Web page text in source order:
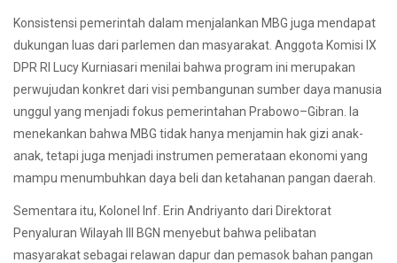
Konsistensi pemerintah dalam menjalankan MBG juga mendapat
dukungan luas dari parlemen dan masyarakat. Anggota Komisi IX
DPR RI Lucy Kurniasari menilai bahwa program ini merupakan
perwujudan konkret dari visi pembangunan sumber daya manusia
unggul yang menjadi fokus pemerintahan Prabowo–Gibran. Ia
menekankan bahwa MBG tidak hanya menjamin hak gizi anak-
anak, tetapi juga menjadi instrumen pemerataan ekonomi yang
mampu menumbuhkan daya beli dan ketahanan pangan daerah.
Sementara itu, Kolonel Inf. Erin Andriyanto dari Direktorat
Penyaluran Wilayah III BGN menyebut bahwa pelibatan
masyarakat sebagai relawan dapur dan pemasok bahan pangan